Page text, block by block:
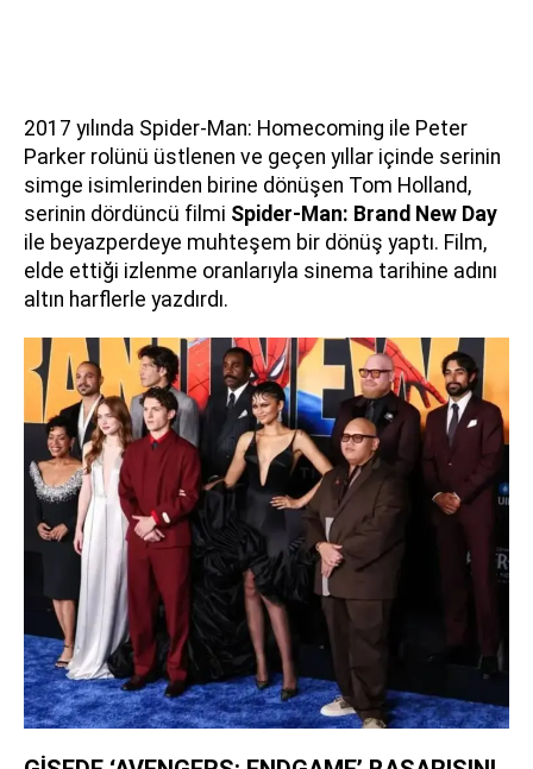
2017 yılında Spider-Man: Homecoming ile Peter
Parker rolünü üstlenen ve geçen yıllar içinde serinin
simge isimlerinden birine dönüşen Tom Holland,
serinin dördüncü filmi Spider-Man: Brand New Day
ile beyazperdeye muhteşem bir dönüş yaptı. Film,
elde ettiği izlenme oranlarıyla sinema tarihine adını
altın harflerle yazdırdı.